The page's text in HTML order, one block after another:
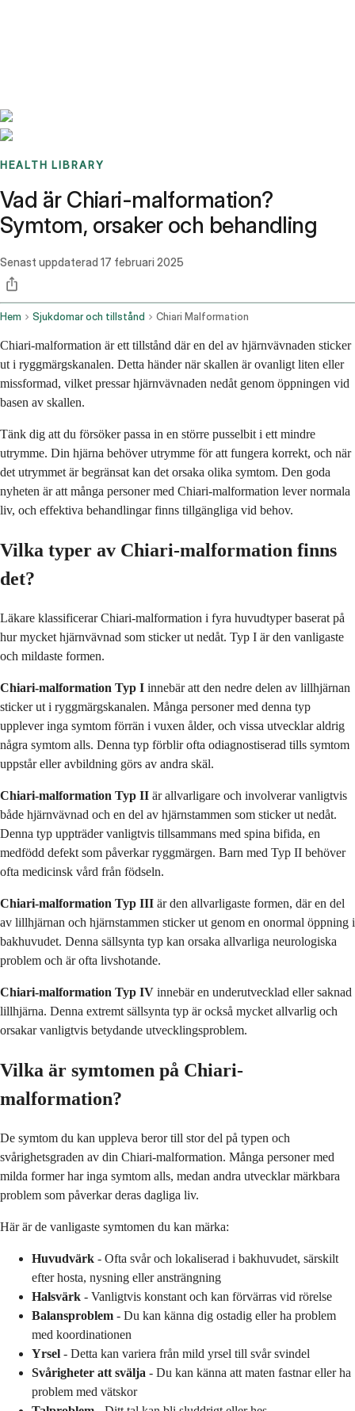
HEALTH LIBRARY
Vad är Chiari-malformation?
Symtom, orsaker och behandling
Senast uppdaterad 17 februari 2025
Hem Sjukdomar och tillstånd Chiari Malformation
Chiari-malformation är ett tillstånd där en del av hjärnvävnaden sticker
ut i ryggmärgskanalen. Detta händer när skallen är ovanligt liten eller
missformad, vilket pressar hjärnvävnaden nedåt genom öppningen vid
basen av skallen.
Tänk dig att du försöker passa in en större pusselbit i ett mindre
utrymme. Din hjärna behöver utrymme för att fungera korrekt, och när
det utrymmet är begränsat kan det orsaka olika symtom. Den goda
nyheten är att många personer med Chiari-malformation lever normala
liv, och effektiva behandlingar finns tillgängliga vid behov.
Vilka typer av Chiari-malformation finns
det?
Läkare klassificerar Chiari-malformation i fyra huvudtyper baserat på
hur mycket hjärnvävnad som sticker ut nedåt. Typ I är den vanligaste
och mildaste formen.
Chiari-malformation Typ I innebär att den nedre delen av lillhjärnan
sticker ut i ryggmärgskanalen. Många personer med denna typ
upplever inga symtom förrän i vuxen ålder, och vissa utvecklar aldrig
några symtom alls. Denna typ förblir ofta odiagnostiserad tills symtom
uppstår eller avbildning görs av andra skäl.
Chiari-malformation Typ II är allvarligare och involverar vanligtvis
både hjärnvävnad och en del av hjärnstammen som sticker ut nedåt.
Denna typ uppträder vanligtvis tillsammans med spina bifida, en
medfödd defekt som påverkar ryggmärgen. Barn med Typ II behöver
ofta medicinsk vård från födseln.
Chiari-malformation Typ III är den allvarligaste formen, där en del
av lillhjärnan och hjärnstammen sticker ut genom en onormal öppning i
bakhuvudet. Denna sällsynta typ kan orsaka allvarliga neurologiska
problem och är ofta livshotande.
Chiari-malformation Typ IV innebär en underutvecklad eller saknad
lillhjärna. Denna extremt sällsynta typ är också mycket allvarlig och
orsakar vanligtvis betydande utvecklingsproblem.
Vilka är symtomen på Chiari-
malformation?
De symtom du kan uppleva beror till stor del på typen och
svårighetsgraden av din Chiari-malformation. Många personer med
milda former har inga symtom alls, medan andra utvecklar märkbara
problem som påverkar deras dagliga liv.
Här är de vanligaste symtomen du kan märka:
Huvudvärk - Ofta svår och lokaliserad i bakhuvudet, särskilt
efter hosta, nysning eller ansträngning
Halsvärk - Vanligtvis konstant och kan förvärras vid rörelse
Balansproblem - Du kan känna dig ostadig eller ha problem
med koordinationen
Yrsel - Detta kan variera från mild yrsel till svår svindel
Svårigheter att svälja - Du kan känna att maten fastnar eller ha
problem med vätskor